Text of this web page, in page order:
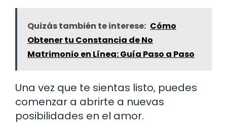
Quizás también te interese: Cómo
Obtener tu Constancia de No
Matrimonio en Línea: Guía Paso a Paso
Una vez que te sientas listo, puedes
comenzar a abrirte a nuevas
posibilidades en el amor.